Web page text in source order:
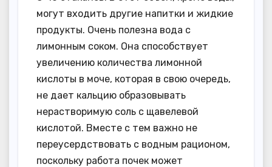
могут входить другие напитки и жидкие
продукты. Очень полезна вода с
лимонным соком. Она способствует
увеличению количества лимонной
кислоты в моче, которая в свою очередь,
не дает кальцию образовывать
нерастворимую соль с щавелевой
кислотой. Вместе с тем важно не
переусердствовать с водным рационом,
поскольку работа почек может